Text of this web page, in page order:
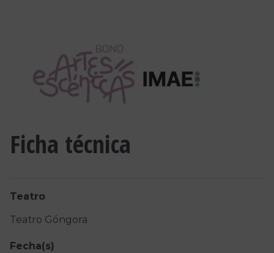
Ficha técnica
Teatro
Teatro Góngora
Fecha(s)